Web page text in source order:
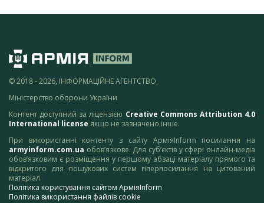
© 2018 - 2026, ІНФОРМАЦІЙНЕ АГЕНТСТВО,
Міністерство оборони України
Контент доступний за ліцензією Creative Commons Attribution 4.0
International license якщо не зазначено інше.
При використанні контенту з сайту АрміяInform посилання на
armyinform.com.ua обов’язкове. Для суб’єктів у сфері онлайн-медіа
обов’язковим є розміщення у першому абзаці матеріалу прямого та
відкритого для пошукових систем гіперпосилання на цитований
матеріал.
Політика користування сайтом АрміяInform
Політика використання файлів cookie